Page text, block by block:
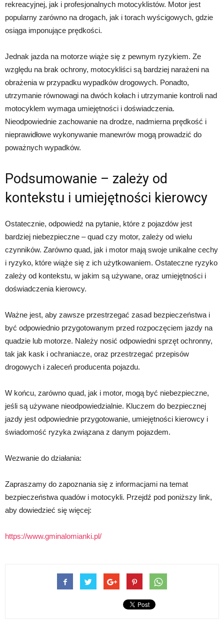
rekreacyjnej, jak i profesjonalnych motocyklistów. Motor jest
popularny zarówno na drogach, jak i torach wyścigowych, gdzie
osiąga imponujące prędkości.
Jednak jazda na motorze wiąże się z pewnym ryzykiem. Ze
względu na brak ochrony, motocykliści są bardziej narażeni na
obrażenia w przypadku wypadków drogowych. Ponadto,
utrzymanie równowagi na dwóch kołach i utrzymanie kontroli nad
motocyklem wymaga umiejętności i doświadczenia.
Nieodpowiednie zachowanie na drodze, nadmierna prędkość i
nieprawidłowe wykonywanie manewrów mogą prowadzić do
poważnych wypadków.
Podsumowanie – zależy od
kontekstu i umiejętności kierowcy
Ostatecznie, odpowiedź na pytanie, które z pojazdów jest
bardziej niebezpieczne – quad czy motor, zależy od wielu
czynników. Zarówno quad, jak i motor mają swoje unikalne cechy
i ryzyko, które wiąże się z ich użytkowaniem. Ostateczne ryzyko
zależy od kontekstu, w jakim są używane, oraz umiejętności i
doświadczenia kierowcy.
Ważne jest, aby zawsze przestrzegać zasad bezpieczeństwa i
być odpowiednio przygotowanym przed rozpoczęciem jazdy na
quadzie lub motorze. Należy nosić odpowiedni sprzęt ochronny,
tak jak kask i ochraniacze, oraz przestrzegać przepisów
drogowych i zaleceń producenta pojazdu.
W końcu, zarówno quad, jak i motor, mogą być niebezpieczne,
jeśli są używane nieodpowiedzialnie. Kluczem do bezpiecznej
jazdy jest odpowiednie przygotowanie, umiejętności kierowcy i
świadomość ryzyka związana z danym pojazdem.
Wezwanie do działania:
Zapraszamy do zapoznania się z informacjami na temat
bezpieczeństwa quadów i motocykli. Przejdź pod poniższy link,
aby dowiedzieć się więcej:
https://www.gminalomianki.pl/